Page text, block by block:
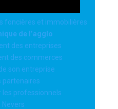
foncières et immobilières
de l’agglo
des entreprises
des commerces
son entreprise
partenaires
les professionnels
Nevers